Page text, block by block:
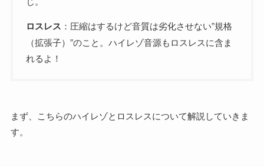
ロスレス ：圧縮はするけど音質は劣化させない”規格
（拡張子）”のこと。ハイレゾ音源もロスレスに含ま
れるよ！
まず、こちらのハイレゾとロスレスについて解説していきま
す。